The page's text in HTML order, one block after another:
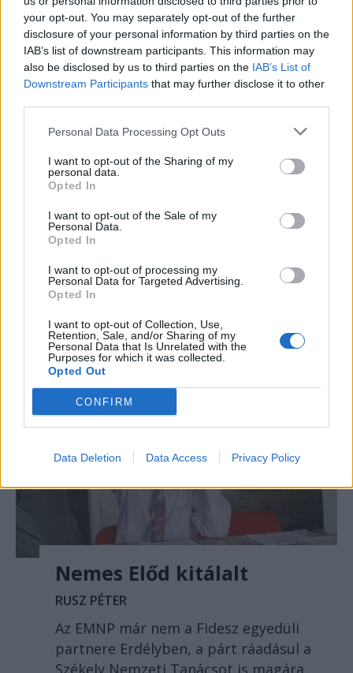
your opt-out. You may separately opt-out of the further
disclosure of your personal information by third parties on the
IAB’s list of downstream participants. This information may
also be disclosed by us to third parties on the IAB’s List of
Downstream Participants that may further disclose it to other
Personal Data Processing Opt Outs
I want to opt-out of the Sharing of my
personal data.
Opted In
I want to opt-out of the Sale of my
Personal Data.
Opted In
I want to opt-out of processing my
Personal Data for Targeted Advertising.
Opted In
I want to opt-out of Collection, Use,
Retention, Sale, and/or Sharing of my
Personal Data that Is Unrelated with the
Purposes for which it was collected.
Opted Out
CONFIRM
Data Deletion Data Access Privacy Policy
Autonómiakonzultációt
ígér az RMDSZ
BÉEL
Kovács Péter szerint közvita lesz az
autonómiáról szóló
törvénytervezetről, s figyelembe veszik
hozzá?
Szatmár megmozdult
MTÍMEA
Szatmáron mintegy ötszázan mentek
eset.
Nemes Előd kitálalt
RUSZ PÉTER
Az EMNP már nem a Fidesz egyedüli
partnere Erdélyben, a párt ráadásul a
Székely Nemzeti Tanácsot is magára